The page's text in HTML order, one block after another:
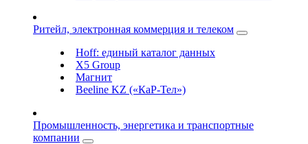
Ритейл, электронная коммерция и телеком
Hoff: единый каталог данных
X5 Group
Магнит
Beeline KZ («КаР-Тел»)
Промышленность, энергетика и транспортные
компании